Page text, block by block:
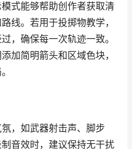
式能够帮助创作者获取清
线。若用于投掷物教学，
，确保每一次轨迹一致。
加简明箭头和区域色块，
，如武器射击声、脚步
音效时，建议保持无干扰